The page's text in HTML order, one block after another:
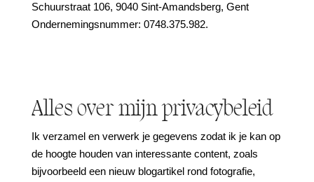
Schuurstraat 106, 9040 Sint-Amandsberg, Gent
Ondernemingsnummer: 0748.375.982.
Alles over mijn privacybeleid
Ik verzamel en verwerk je gegevens zodat ik je kan op
de hoogte houden van interessante content, zoals
bijvoorbeeld een nieuw blogartikel rond fotografie,